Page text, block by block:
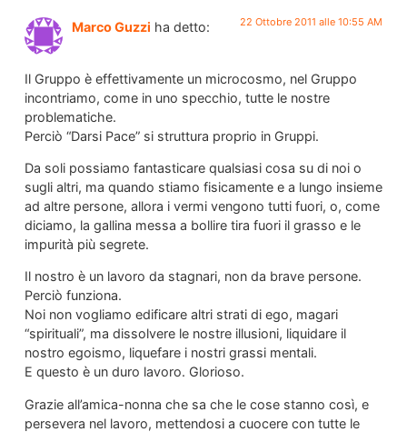
Marco Guzzi ha detto: 22 Ottobre 2011 alle 10:55 AM
Il Gruppo è effettivamente un microcosmo, nel Gruppo
incontriamo, come in uno specchio, tutte le nostre
problematiche.
Perciò “Darsi Pace” si struttura proprio in Gruppi.
Da soli possiamo fantasticare qualsiasi cosa su di noi o
sugli altri, ma quando stiamo fisicamente e a lungo insieme
ad altre persone, allora i vermi vengono tutti fuori, o, come
diciamo, la gallina messa a bollire tira fuori il grasso e le
impurità più segrete.
Il nostro è un lavoro da stagnari, non da brave persone.
Perciò funziona.
Noi non vogliamo edificare altri strati di ego, magari
“spirituali”, ma dissolvere le nostre illusioni, liquidare il
nostro egoismo, liquefare i nostri grassi mentali.
E questo è un duro lavoro. Glorioso.
Grazie all’amica-nonna che sa che le cose stanno così, e
persevera nel lavoro, mettendosi a cuocere con tutte le